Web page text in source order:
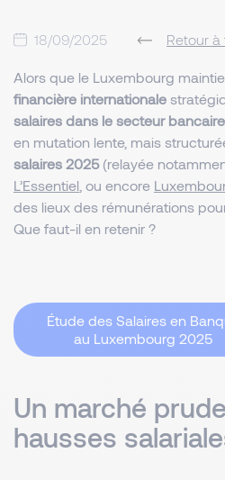
18/09/2025 Retour à
Alors que le Luxembourg
financière internationale
salaires dans le secteur bancaire
en mutation lente, mais
salaires 2025(relayée
L’Essentiel , ou encore
des lieux des rémunérations
Que faut-il en retenir ?
Étude des Salaires en
au Luxembourg 2025
Un marché
hausses